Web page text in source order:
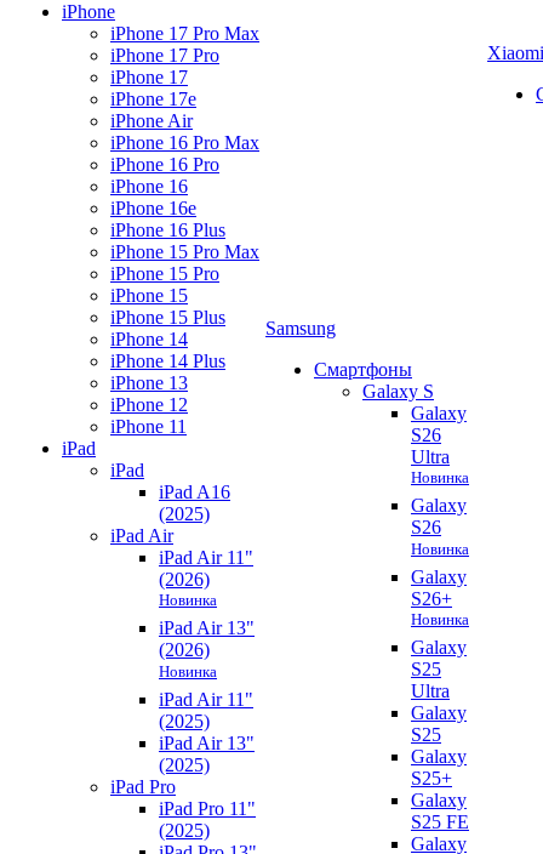
iPhone
iPhone 17 Pro Max
iPhone 17 Pro
iPhone 17
iPhone 17e
iPhone Air
iPhone 16 Pro Max
iPhone 16 Pro
iPhone 16
iPhone 16e
iPhone 16 Plus
iPhone 15 Pro Max
iPhone 15 Pro
iPhone 15
iPhone 15 Plus
iPhone 14
iPhone 14 Plus
iPhone 13
iPhone 12
iPhone 11
iPad
iPad
iPad A16
(2025)
iPad Air
iPad Air 11"
(2026)
Новинка
iPad Air 13"
(2026)
Новинка
iPad Air 11"
(2025)
iPad Air 13"
(2025)
iPad Pro
iPad Pro 11"
(2025)
Samsung
Смартфоны
Galaxy S
Galaxy
S26
Ultra
Новинка
Galaxy
S26
Новинка
Galaxy
S26+
Новинка
Galaxy
S25
Ultra
Galaxy
S25
Galaxy
S25+
Galaxy
S25 FE
Galaxy
Xiaomi